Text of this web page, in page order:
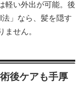
軽い外出が可能。後
」なら、髪を隠す
ません。
後ケアも手厚